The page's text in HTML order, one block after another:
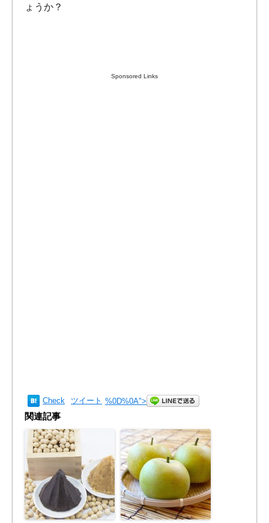
ょうか？
Sponsored Links
Check ツイート %0D%0A">
関連記事